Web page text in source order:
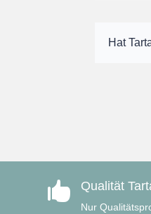
Hat
 Qualität
Nur